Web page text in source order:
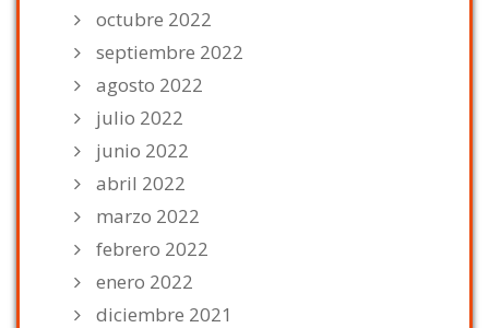
octubre 2022
septiembre 2022
agosto 2022
julio 2022
junio 2022
abril 2022
marzo 2022
febrero 2022
enero 2022
diciembre 2021